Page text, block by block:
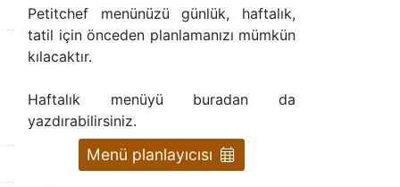
Petitchef menünüzü günlük, haftalık,
tatil için önceden planlamanızı mümkün
kılacaktır.
Haftalık menüyü buradan da
yazdırabilirsiniz.
Menü planlayıcısı